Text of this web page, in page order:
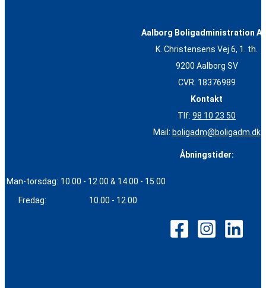
Aalborg Boligadministration
K. Christensens Vej 6, 1. th.
9200 Aalborg SV
CVR: 18376989
Kontakt
Tlf: 98 10 23 50
Mail: boligadm@boligadm.dk
Åbningstider:
Man-torsdag: 10.00 - 12.00 & 14.00 - 15.00
Fredag:
10.00 - 12.00